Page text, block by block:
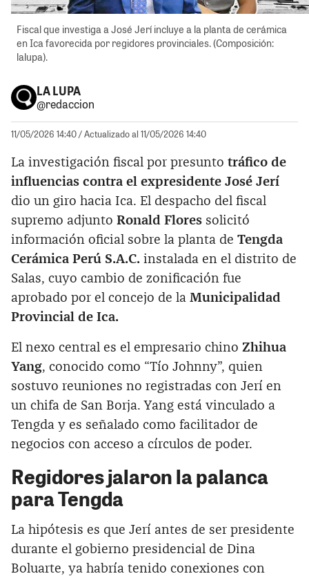
Fiscal que investiga a José Jerí incluye a la planta de cerámica
en Ica favorecida por regidores provinciales. (Composición:
lalupa).
LA LUPA
@redaccion
11/05/2026 14:40/ Actualizado al 11/05/2026 14:40
La investigación fiscal por presunto tráfico de
influencias contra el expresidente José Jerí
dio un giro hacia Ica. El despacho del fiscal
supremo adjunto Ronald Flores solicitó
información oficial sobre la planta de Tengda
Cerámica Perú S.A.C. instalada en el distrito de
Salas, cuyo cambio de zonificación fue
aprobado por el concejo de la Municipalidad
Provincial de Ica.
El nexo central es el empresario chino Zhihua
Yang, conocido como “Tío Johnny”, quien
sostuvo reuniones no registradas con Jerí en
un chifa de San Borja. Yang está vinculado a
Tengda y es señalado como facilitador de
negocios con acceso a círculos de poder.
Regidores jalaron la palanca
para Tengda
La hipótesis es que Jerí antes de ser presidente
durante el gobierno presidencial de Dina
Boluarte, ya habría tenido conexiones con